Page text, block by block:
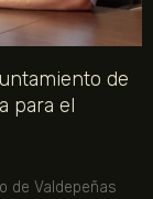
de
para el
de Valdepeñas